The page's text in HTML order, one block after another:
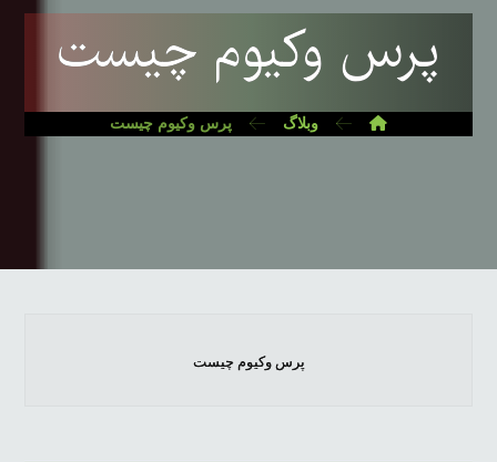
پرس وکیوم چیست
وبلاگ پرس وکیوم چیست
پرس وکیوم چیست